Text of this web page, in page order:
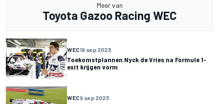
Meer van
Toyota Gazoo Racing WEC
WEC19 sep 2023
Toekomstplannen Nyck de Vries na Formule 1-
exit krijgen vorm
WEC9 sep 2023